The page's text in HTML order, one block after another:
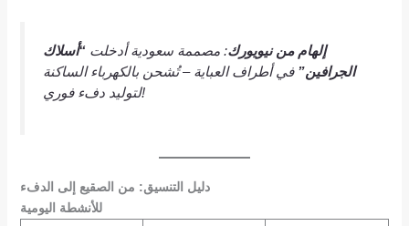
إلهام من نيويورك: مصممة سعودية أدخلت“أسلاك
الجرافين” في أطراف العباية – تُشحن بالكهرباء الساكنة
لتوليد دفء فوري!
دليل التنسيق: من الصقيع إلى الدفء
للأنشطة اليومية